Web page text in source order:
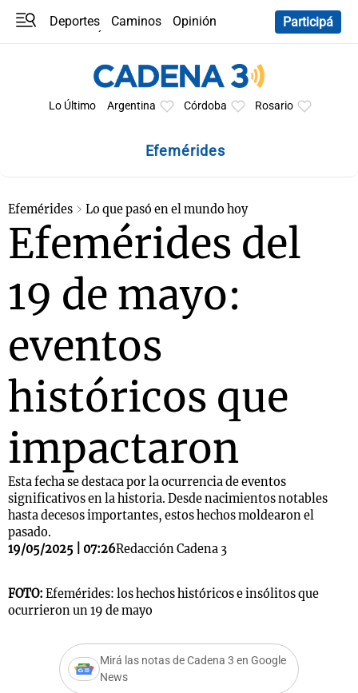
Deportes Caminos
Opinión
Participá
Lo Último Argentina Córdoba Rosario
Efemérides
Efemérides Lo que pasó en el mundo hoy
Efemérides del
19 de mayo:
eventos
históricos que
impactaron
Esta fecha se destaca por la ocurrencia de eventos
significativos en la historia. Desde nacimientos notables
hasta decesos importantes, estos hechos moldearon el
pasado.
19/05/2025 | 07:26Redacción Cadena 3
FOTO: Efemérides: los hechos históricos e insólitos que
ocurrieron un 19 de mayo
Mirá las notas de Cadena 3 en Google
News